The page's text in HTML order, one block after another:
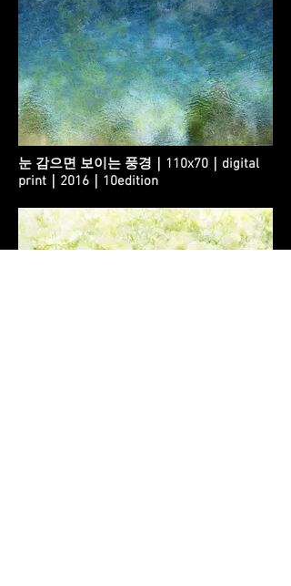
눈 감으면 보이는 풍경｜110x70｜digital
print｜2016｜10edition